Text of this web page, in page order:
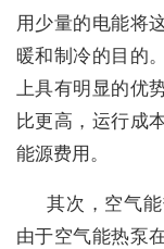
用少量的电能将
暖和制冷的目的
上具有明显的优
比更高，运行成
能源费用。
其次，空气
由于空气能热泵